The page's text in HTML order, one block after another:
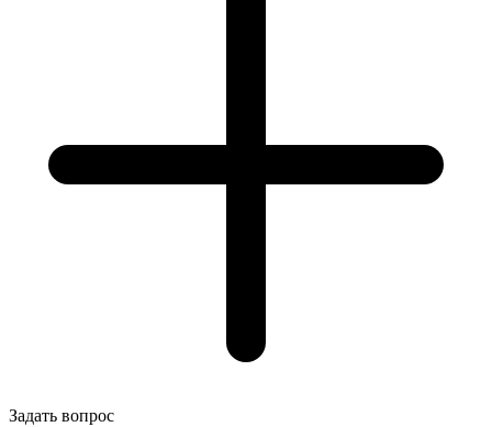
Задать вопрос